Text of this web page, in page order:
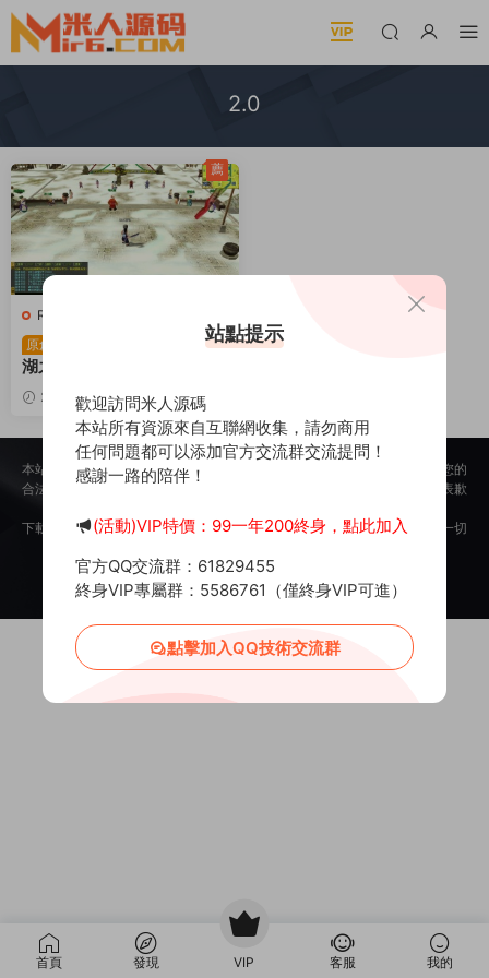
2.0
R-熱血江湖
原創
典藏懷舊端遊【熱血江
湖之情懷江湖中變v2.0】Wi
n一鍵服務端+PC客戶端+百
寶閣+管理後台+視頻架設教
2026-03-03 165 30
薦
本站所提供的内容均來自公開網絡收集、轉發、二次開發而來，若侵犯了您的
合法權益，請來信通知我們，我們會及時删除，給您帶來的不便，我們深表歉
下載用戶僅供學習交流，若使用商業用途，請購買正版授權，否則産生的一切
Copyright © 2012-2025 MiR6.COMAll Rights Reserved
投訴郵箱： Mail@Mir6.com 蜀ICP備2022016462号-2
首頁 發現 VIP 客服 我的
站點提示
歡迎訪問米人源碼
本站所有資源來自互聯網收集，請勿商用
任何問題都可以添加官方交流群交流提問！
感謝一路的陪伴！
(活動)VIP特價：99一年200終身，點此加入
官方QQ交流群：61829455
終身VIP專屬群：5586761（僅終身VIP可進）
點擊加入QQ技術交流群